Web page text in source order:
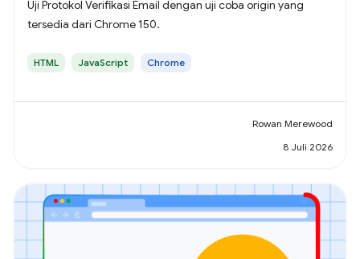
Uji Protokol Verifikasi Email dengan uji coba origin yang
tersedia dari Chrome 150.
HTML JavaScript Chrome
Rowan Merewood
8 Juli 2026